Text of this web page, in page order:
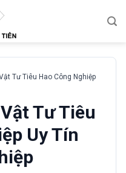
Tư Tiêu Hao Công Nghiệp
Tư Tiêu
Uy Tín